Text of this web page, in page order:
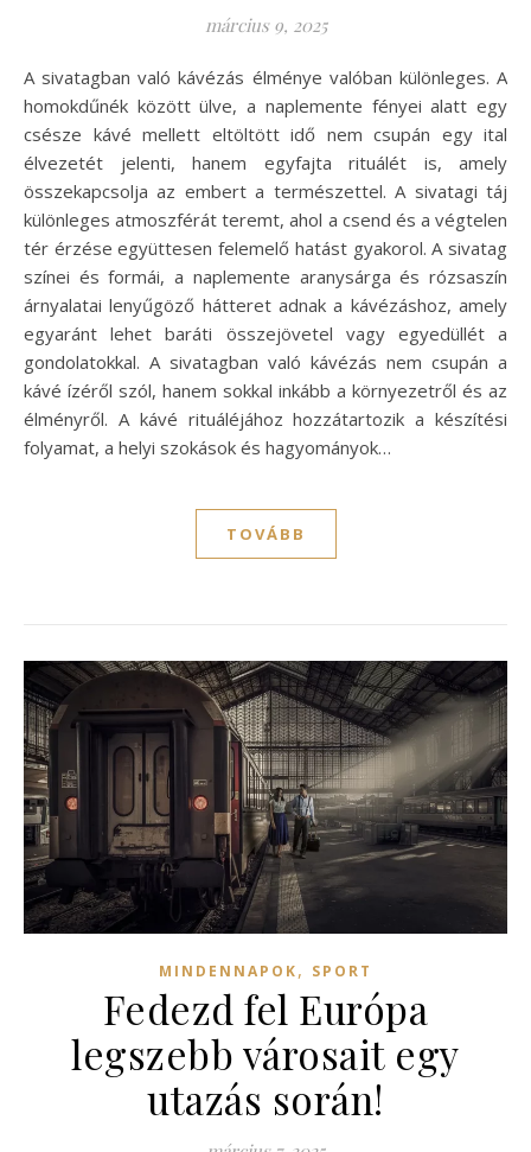
március 9, 2025
A sivatagban való kávézás élménye valóban különleges. A
homokdűnék között ülve, a naplemente fényei alatt egy
csésze kávé mellett eltöltött idő nem csupán egy ital
élvezetét jelenti, hanem egyfajta rituálét is, amely
összekapcsolja az embert a természettel. A sivatagi táj
különleges atmoszférát teremt, ahol a csend és a végtelen
tér érzése együttesen felemelő hatást gyakorol. A sivatag
színei és formái, a naplemente aranysárga és rózsaszín
árnyalatai lenyűgöző hátteret adnak a kávézáshoz, amely
egyaránt lehet baráti összejövetel vagy egyedüllét a
gondolatokkal. A sivatagban való kávézás nem csupán a
kávé ízéről szól, hanem sokkal inkább a környezetről és az
élményről. A kávé rituáléjához hozzátartozik a készítési
folyamat, a helyi szokások és hagyományok…
TOVÁBB
MINDENNAPOK, SPORT
Fedezd fel Európa
legszebb városait egy
utazás során!